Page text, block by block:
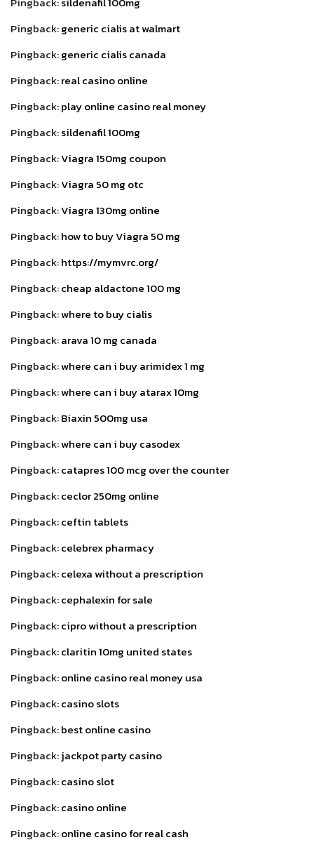
Pingback:generic cialis at walmart
Pingback:generic cialis canada
Pingback:real casino online
Pingback:play online casino real money
Pingback:sildenafil 100mg
Pingback:Viagra 150mg coupon
Pingback:Viagra 50 mg otc
Pingback:Viagra 130mg online
Pingback:how to buy Viagra 50 mg
Pingback:https://mymvrc.org/
Pingback:cheap aldactone 100 mg
Pingback:where to buy cialis
Pingback:arava 10 mg canada
Pingback:where can i buy arimidex 1 mg
Pingback:where can i buy atarax 10mg
Pingback:Biaxin 500mg usa
Pingback:where can i buy casodex
Pingback:catapres 100 mcg over the counter
Pingback:ceclor 250mg online
Pingback:ceftin tablets
Pingback:celebrex pharmacy
Pingback:celexa without a prescription
Pingback:cephalexin for sale
Pingback:cipro without a prescription
Pingback:claritin 10mg united states
Pingback:online casino real money usa
Pingback:casino slots
Pingback:best online casino
Pingback:jackpot party casino
Pingback:casino slot
Pingback:casino online
Pingback:online casino for real cash